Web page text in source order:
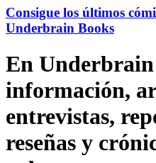
Consigue los últimos
Underbrain Books
En
información,
entrevistas,
reseñas y